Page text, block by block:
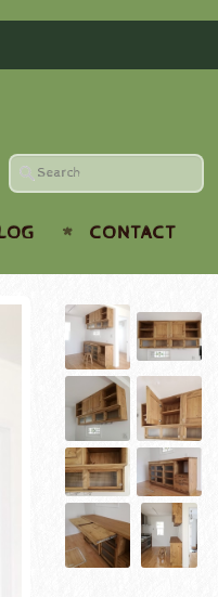
CONTACT